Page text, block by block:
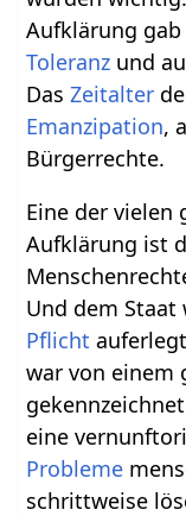
Aufklärung gab
Toleranz und
DasZeitalter
Emanzipation,
Bürgerrechte.
Eine der vielen
Aufklärung ist
Und dem Staat
Pflicht
war von einem
eine
Probleme
schrittweise